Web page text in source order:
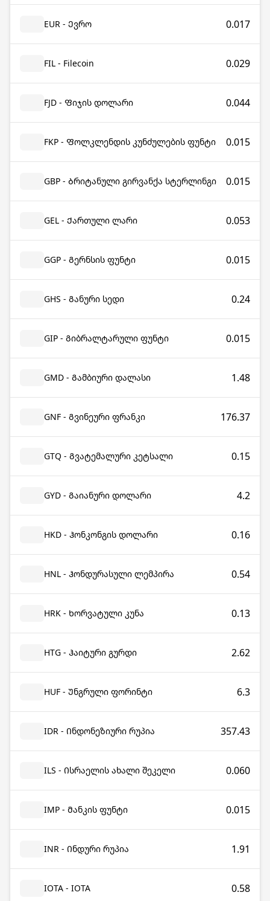
EUR - Ევრო 0.017
FIL - Filecoin 0.029
FJD - Ფიჯის დოლარი 0.044
FKP - Ფოლკლენდის კუნძულების ფუნტი 0.015
GBP - Ბრიტანული გირვანქა სტერლინგი 0.015
GEL - Ქართული ლარი 0.053
GGP - Გერნსის ფუნტი 0.015
GHS - Განური სედი 0.24
GIP - Გიბრალტარული ფუნტი 0.015
GMD - Გამბიური დალასი 1.48
GNF - Გვინეური ფრანკი 176.37
GTQ - Გვატემალური კეტსალი 0.15
GYD - Გაიანური დოლარი 4.2
HKD - Ჰონკონგის დოლარი 0.16
HNL - Ჰონდურასული ლემპირა 0.54
HRK - Ხორვატული კუნა 0.13
HTG - Ჰაიტური გურდი 2.62
HUF - Უნგრული ფორინტი 6.3
IDR - Ინდონეზიური რუპია 357.43
ILS - Ისრაელის ახალი შეკელი 0.060
IMP - Მანკის ფუნტი 0.015
INR - Ინდური რუპია 1.91
IOTA - IOTA 0.58